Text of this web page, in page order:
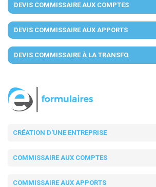
DEVIS COMMISSAIRE AUX COMPTES
DEVIS COMMISSAIRE AUX APPORTS
DEVIS COMMISSAIRE À LA TRANSFO.
CRÉATION D'UNE ENTREPRISE
COMMISSAIRE AUX COMPTES
COMMISSAIRE AUX APPORTS